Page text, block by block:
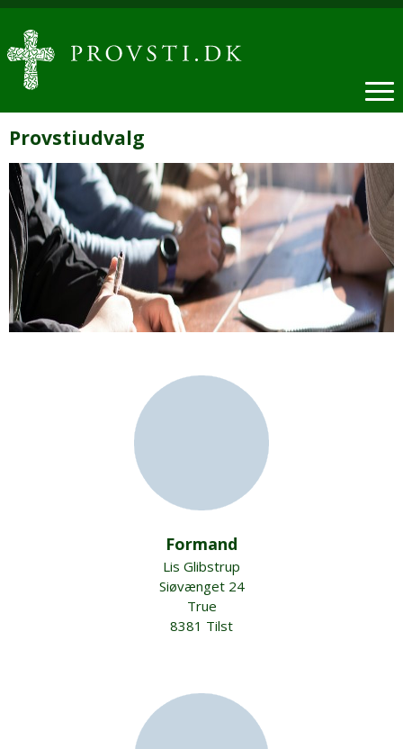
Provstiudvalg
Formand
Lis Glibstrup
Siøvænget 24
True
8381 Tilst